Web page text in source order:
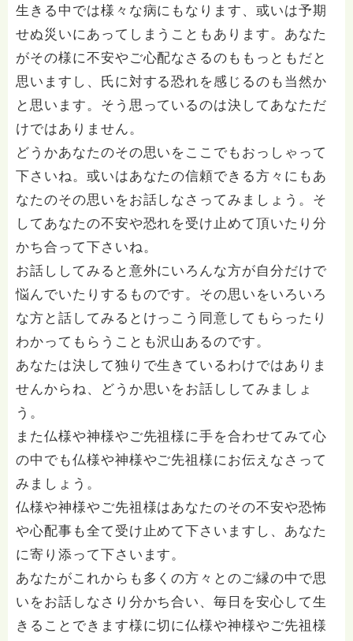
生きる中では様々な病にもなります、或いは予期
せぬ災いにあってしまうこともあります。あなた
がその様に不安やご心配なさるのももっともだと
思いますし、氏に対する恐れを感じるのも当然か
と思います。そう思っているのは決してあなただ
けではありません。
どうかあなたのその思いをここでもおっしゃって
下さいね。或いはあなたの信頼できる方々にもあ
なたのその思いをお話しなさってみましょう。そ
してあなたの不安や恐れを受け止めて頂いたり分
かち合って下さいね。
お話ししてみると意外にいろんな方が自分だけで
悩んでいたりするものです。その思いをいろいろ
な方と話してみるとけっこう同意してもらったり
わかってもらうことも沢山あるのです。
あなたは決して独りで生きているわけではありま
せんからね、どうか思いをお話ししてみましょ
う。
また仏様や神様やご先祖様に手を合わせてみて心
の中でも仏様や神様やご先祖様にお伝えなさって
みましょう。
仏様や神様やご先祖様はあなたのその不安や恐怖
や心配事も全て受け止めて下さいますし、あなた
に寄り添って下さいます。
あなたがこれからも多くの方々とのご縁の中で思
いをお話しなさり分かち合い、毎日を安心して生
きることできます様に切に仏様や神様やご先祖様